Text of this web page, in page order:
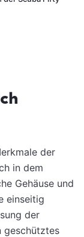
der
in dem
Gehäuse und
einseitig
der
geschütztes